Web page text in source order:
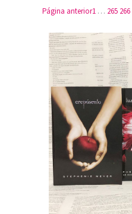
Página anterior1 … 265 266